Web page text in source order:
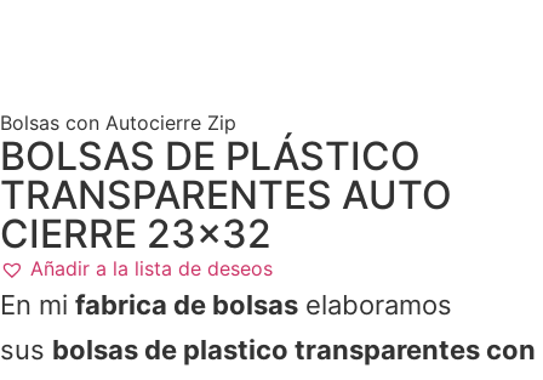
Bolsas con Autocierre Zip
BOLSAS DE PLÁSTICO
TRANSPARENTES AUTO
CIERRE 23×32
Añadir a la lista de deseos
En mi fabrica de bolsas elaboramos
sus bolsas de plastico transparentes con